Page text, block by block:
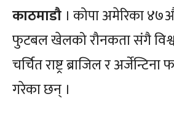
काठमाडौ । कोपा अमेरिका
फुटबल खेलको रौनकता संगै
चर्चित राष्ट्र ब्राजिल र
गरेका छन् ।